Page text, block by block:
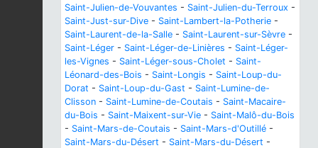
Saint-Julien-de-Vouvantes - Saint-Julien-du-Terroux -
Saint-Just-sur-Dive - Saint-Lambert-la-Potherie -
Saint-Laurent-de-la-Salle - Saint-Laurent-sur-Sèvre -
Saint-Léger - Saint-Léger-de-Linières - Saint-Léger-
les-Vignes - Saint-Léger-sous-Cholet - Saint-
Léonard-des-Bois - Saint-Longis - Saint-Loup-du-
Dorat - Saint-Loup-du-Gast - Saint-Lumine-de-
Clisson - Saint-Lumine-de-Coutais - Saint-Macaire-
du-Bois - Saint-Maixent-sur-Vie - Saint-Malô-du-Bois
- Saint-Mars-de-Coutais - Saint-Mars-d'Outillé -
Saint-Mars-du-Désert - Saint-Mars-du-Désert -